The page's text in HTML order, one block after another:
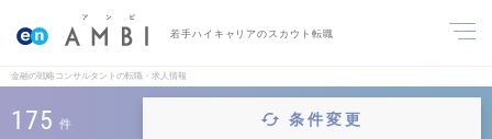
若手ハイキャリアのスカウト転職
金融の戦略コンサルタントの転職・求人情報
175 件 条件変更